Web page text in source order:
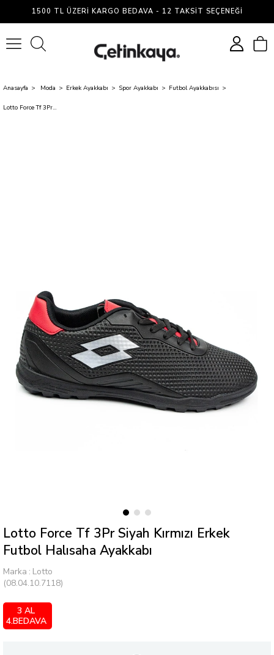
1500 TL ÜZERI KARGO BEDAVA - 12 TAKSIT SEÇENEĞI
Anasayfa Moda Erkek Ayakkabı Spor Ayakkabı Futbol Ayakkabısı
Lotto Force Tf 3Pr Siyah Kırmızı Erkek Futbol Halısaha Ayakkabı
Lotto Force Tf 3Pr Siyah Kırmızı Erkek
Futbol Halısaha Ayakkabı
Marka : Lotto
(08.04.10.7118)
3 AL
4.BEDAVA